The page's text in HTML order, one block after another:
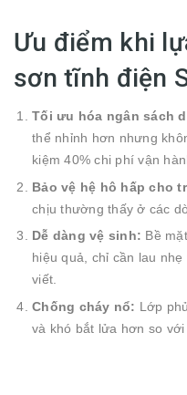
Ưu điểm khi
sơn tĩnh điện
Tối ưu hóa ngân sách
thể nhỉnh hơn nhưng
kiệm 40% chi phí vận
Bảo vệ hệ hô hấp cho
chịu thường thấy ở các
Dễ dàng vệ sinh: Bề
hiệu quả, chỉ cần lau
viết.
Chống cháy nổ: Lớp
và khó bắt lửa hơn so